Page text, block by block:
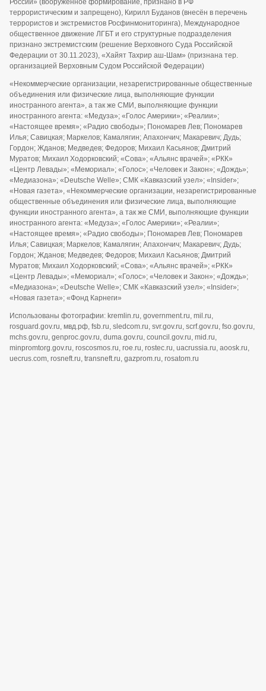
России» (вооруженное формирование, признано в РФ
террористическим и запрещено), Кирилл Буданов (внесён в перечень
террористов и экстремистов Росфинмониторинга), Международное
общественное движение ЛГБТ и его структурные подразделения
признано экстремистским (решение Верховного Суда Российской
Федерации от 30.11.2023), «Хайят Тахрир аш-Шам» (признана тер.
организацией Верховным Судом Российской Федерации)
«Некоммерческие организации, незарегистрированные общественные
объединения или физические лица, выполняющие функции
иностранного агента», а так же СМИ, выполняющие функции
иностранного агента: «Медуза»; «Голос Америки»; «Реалии»;
«Настоящее время»; «Радио свободы»; Пономарев Лев; Пономарев
Илья; Савицкая; Маркелов; Камалягин; Апахончич; Макаревич; Дудь;
Гордон; Жданов; Медведев; Федоров; Михаил Касьянов; Дмитрий
Муратов; Михаил Ходорковский; «Сова»; «Альянс врачей»; «РКК»
«Центр Левады»; «Мемориал»; «Голос»; «Человек и Закон»; «Дождь»;
«Медиазона»; «Deutsche Welle»; СМК «Кавказский узел»; «Insider»;
«Новая газета», «Некоммерческие организации, незарегистрированные
общественные объединения или физические лица, выполняющие
функции иностранного агента», а так же СМИ, выполняющие функции
иностранного агента: «Медуза»; «Голос Америки»; «Реалии»;
«Настоящее время»; «Радио свободы»; Пономарев Лев; Пономарев
Илья; Савицкая; Маркелов; Камалягин; Апахончич; Макаревич; Дудь;
Гордон; Жданов; Медведев; Федоров; Михаил Касьянов; Дмитрий
Муратов; Михаил Ходорковский; «Сова»; «Альянс врачей»; «РКК»
«Центр Левады»; «Мемориал»; «Голос»; «Человек и Закон»; «Дождь»;
«Медиазона»; «Deutsche Welle»; СМК «Кавказский узел»; «Insider»;
«Новая газета»; «Фонд Карнеги»
Использованы фотографии: kremlin.ru, government.ru, mil.ru,
rosguard.gov.ru, мвд.рф, fsb.ru, sledcom.ru, svr.gov.ru, scrf.gov.ru, fso.gov.ru,
mchs.gov.ru, genproc.gov.ru, duma.gov.ru, council.gov.ru, mid.ru,
minpromtorg.gov.ru, roscosmos.ru, roe.ru, rostec.ru, uacrussia.ru, aoosk.ru,
uecrus.com, rosneft.ru, transneft.ru, gazprom.ru, rosatom.ru